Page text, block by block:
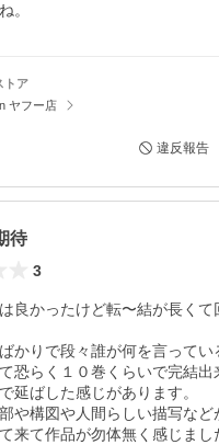
。
トア
ヤフー店
違反報告
待
3
良かったけど転〜結が長くて
かりで段々誰が何を言ってい
恐らく１０巻くらいで完結
延ばした感じがあります。
や構図や人間らしい描写など
来て作品が勿体無く感じまし